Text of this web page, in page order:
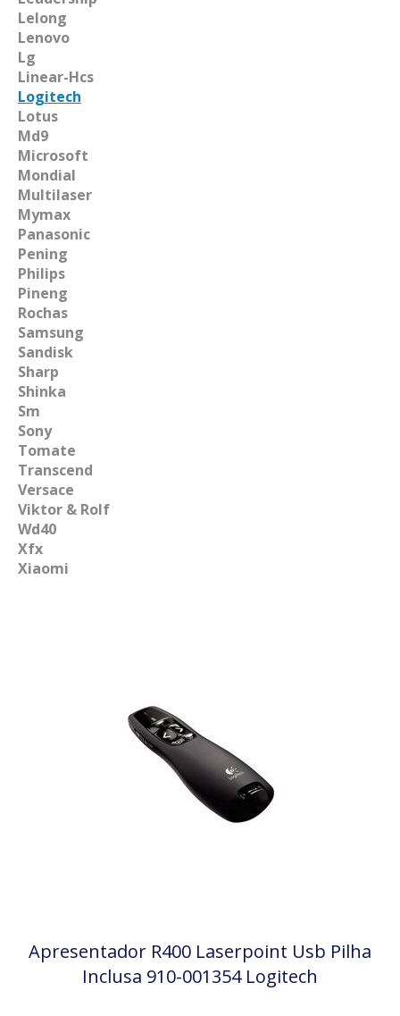
Lelong
Lenovo
Lg
Linear-Hcs
Logitech
Lotus
Md9
Microsoft
Mondial
Multilaser
Mymax
Panasonic
Pening
Philips
Pineng
Rochas
Samsung
Sandisk
Sharp
Shinka
Sm
Sony
Tomate
Transcend
Versace
Viktor & Rolf
Wd40
Xfx
Xiaomi
Apresentador R400 Laserpoint Usb Pilha
Inclusa 910-001354 Logitech